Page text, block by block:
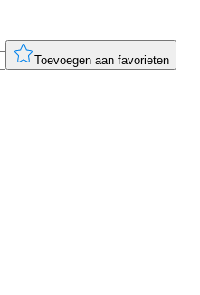
Toevoegen aan favorieten